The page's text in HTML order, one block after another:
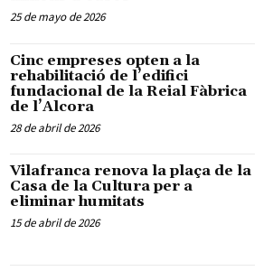
25 de mayo de 2026
Cinc empreses opten a la
rehabilitació de l’edifici
fundacional de la Reial Fàbrica
de l’Alcora
28 de abril de 2026
Vilafranca renova la plaça de la
Casa de la Cultura per a
eliminar humitats
15 de abril de 2026